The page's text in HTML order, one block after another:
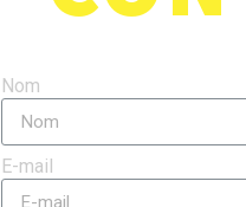
Nom
E-mail